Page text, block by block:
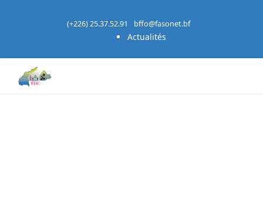
(+226) 25.37.52.91 bffo@fasonet.bf
Actualités